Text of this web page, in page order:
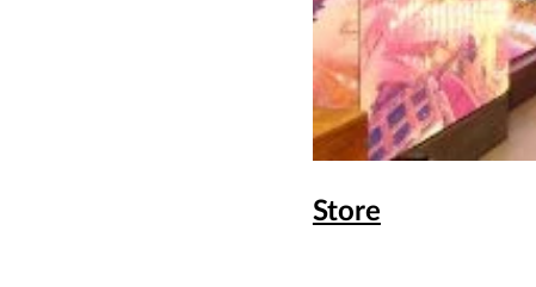
Store